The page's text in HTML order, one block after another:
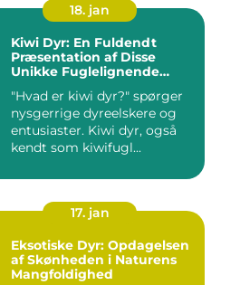
18. jan
Kiwi Dyr: En Fuldendt
Præsentation af Disse
Unikke Fuglelignende
"Hvad er kiwi dyr?" spørger
nysgerrige dyreelskere og
entusiaster. Kiwi dyr, også
kendt som kiwifugl...
17. jan
Eksotiske Dyr: Opdagelsen
af Skønheden i Naturens
Mangfoldighed